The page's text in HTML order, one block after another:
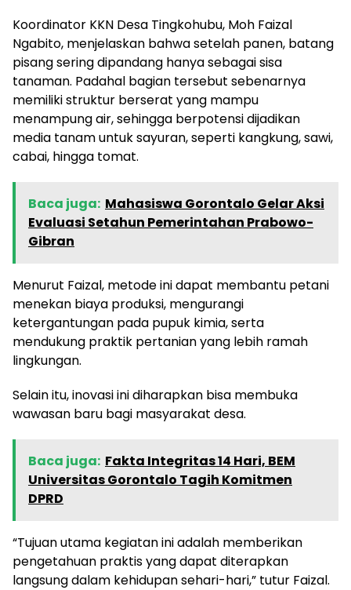
Koordinator KKN Desa Tingkohubu, Moh Faizal
Ngabito, menjelaskan bahwa setelah panen, batang
pisang sering dipandang hanya sebagai sisa
tanaman. Padahal bagian tersebut sebenarnya
memiliki struktur berserat yang mampu
menampung air, sehingga berpotensi dijadikan
media tanam untuk sayuran, seperti kangkung, sawi,
cabai, hingga tomat.
Baca juga: Mahasiswa Gorontalo Gelar Aksi
Evaluasi Setahun Pemerintahan Prabowo-
Gibran
Menurut Faizal, metode ini dapat membantu petani
menekan biaya produksi, mengurangi
ketergantungan pada pupuk kimia, serta
mendukung praktik pertanian yang lebih ramah
lingkungan.
Selain itu, inovasi ini diharapkan bisa membuka
wawasan baru bagi masyarakat desa.
Baca juga: Fakta Integritas 14 Hari, BEM
Universitas Gorontalo Tagih Komitmen
DPRD
“Tujuan utama kegiatan ini adalah memberikan
pengetahuan praktis yang dapat diterapkan
langsung dalam kehidupan sehari-hari,” tutur Faizal.